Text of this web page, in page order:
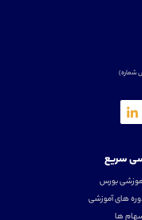
شماره)
سریع
بورس
های آموزشی
ها